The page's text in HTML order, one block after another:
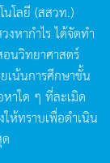
โลยี (สสวท.)
งหากำไรได้จัดทำ
อนวิทยาศาสตร์
เน้นการศึกษาขั้น
าใด ๆ ที่ละเมิด
ให้ทราบเพื่อดำเนิน